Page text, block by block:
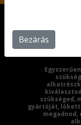
szükséged,
gyártóját,
megadnod,
Bezárás